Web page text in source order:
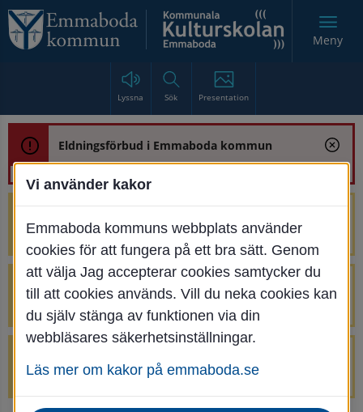
Lyssna Sök Presentation
Meny
Eldningsförbud i Emmaboda kommun
renoveringen av Bjurbäcksbron
Tillfälliga avstängningar på Centrumtorget
v. 25-34
avstängda.
Vi använder kakor
Emmaboda kommuns webbplats använder
cookies för att fungera på ett bra sätt. Genom
att välja Jag accepterar cookies samtycker du
till att cookies används. Vill du neka cookies kan
du själv stänga av funktionen via din
webbläsares säkerhetsinställningar.
Läs mer om kakor på emmaboda.se